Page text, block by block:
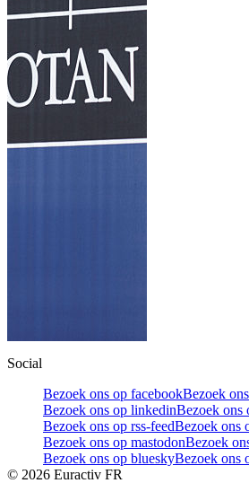
Social
Bezoek ons op facebookBezoek
Bezoek ons op linkedinBezoek ons
Bezoek ons op rss-feedBezoek ons
Bezoek ons op mastodonBezoek
Bezoek ons op blueskyBezoek ons
© 2026 Euractiv FR